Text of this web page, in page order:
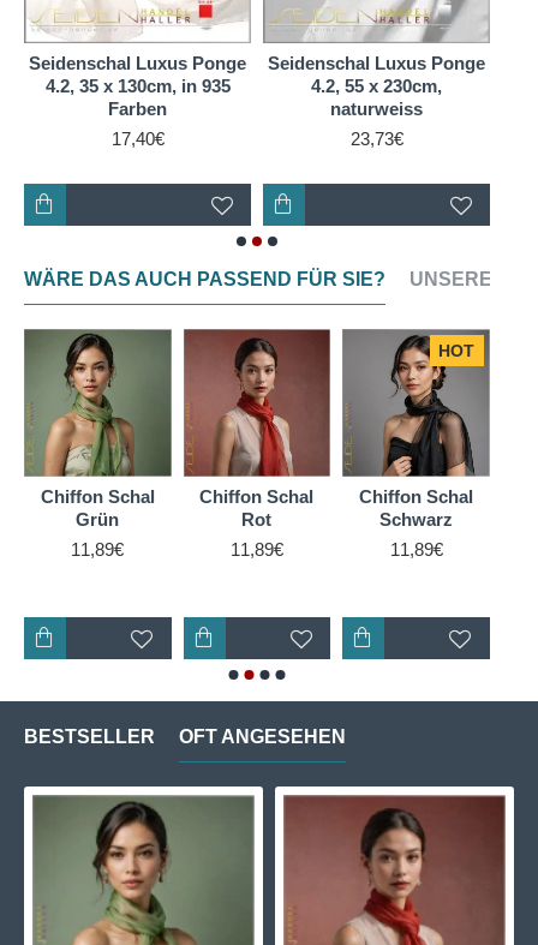
etwas länger dauert als bei Chiffon (für Einsteiger
eignet sich Chiffon am besten).
Seidengewebe aus Ponge Maulleerseite, sorgt durch
gleichmäßige Wärmeverteilung auf dem Körper für
ein optimales Klima und ein luftig leichtes,
Es ist ein atmungsaktives, 100 % reines
Naturprodukt.
Da dieses Material zudem sehr preiswert ist, wird es
in Schulen, Freizeiteinrichtungen und bei der
Ergotherapie besonders gerne angeboten.
Seidenschal Luxus Ponge
4.2, 35 x 130cm, in 935
Farben
17,40€
Seidenschal Luxus Ponge
4.2, 55 x 230cm,
naturweiss
23,73€
WÄRE DAS AUCH PASSEND FÜR SIE? UNSERE
Chiffon Schal
Grün
11,89€
Chiffon Schal
Rot
11,89€
HOT
Chiffon Schal
Schwarz
11,89€
BESTSELLER OFT ANGESEHEN